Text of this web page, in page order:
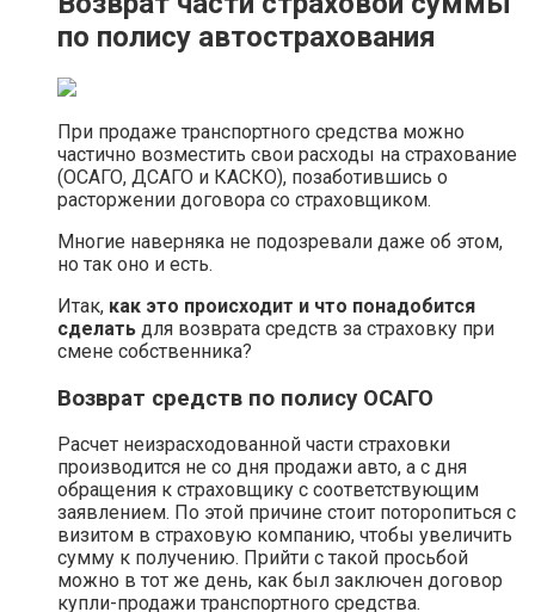
по полису автострахования
При продаже транспортного средства можно
частично возместить свои расходы на страхование
(ОСАГО, ДСАГО и КАСКО), позаботившись о
расторжении договора со страховщиком.
Многие наверняка не подозревали даже об этом,
но так оно и есть.
Итак, как это происходит и что понадобится
сделать для возврата средств за страховку при
смене собственника?
Возврат средств по полису ОСАГО
Расчет неизрасходованной части страховки
производится не со дня продажи авто, а с дня
обращения к страховщику с соответствующим
заявлением. По этой причине стоит поторопиться с
визитом в страховую компанию, чтобы увеличить
сумму к получению. Прийти с такой просьбой
можно в тот же день, как был заключен договор
купли-продажи транспортного средства.